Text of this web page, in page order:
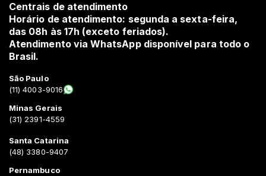
Centrais de atendimento
Horário de atendimento: segunda a sexta-feira,
das 08h às 17h (exceto feriados).
Atendimento via WhatsApp disponível para todo o
Brasil.
São Paulo
(11) 4003-9016
Minas Gerais
(31) 2391-4559
Santa Catarina
(48) 3380-9407
Pernambuco